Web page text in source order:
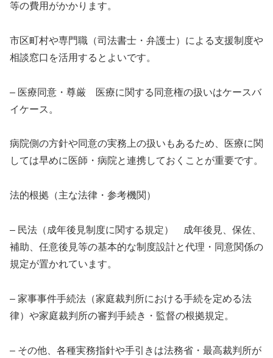
等の費用がかかります。
市区町村や専門職（司法書士・弁護士）による支援制度や
相談窓口を活用するとよいです。
– 医療同意・尊厳 医療に関する同意権の扱いはケースバ
イケース。
病院側の方針や同意の実務上の扱いもあるため、医療に関
しては早めに医師・病院と連携しておくことが重要です。
法的根拠（主な法律・参考機関）
– 民法（成年後見制度に関する規定） 成年後見、保佐、
補助、任意後見等の基本的な制度設計と代理・同意関係の
規定が置かれています。
– 家事事件手続法（家庭裁判所における手続を定める法
律）や家庭裁判所の審判手続き・監督の根拠規定。
– その他、各種実務指針や手引きは法務省・最高裁判所が